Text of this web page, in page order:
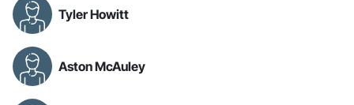
Tyler Howitt
Aston McAuley